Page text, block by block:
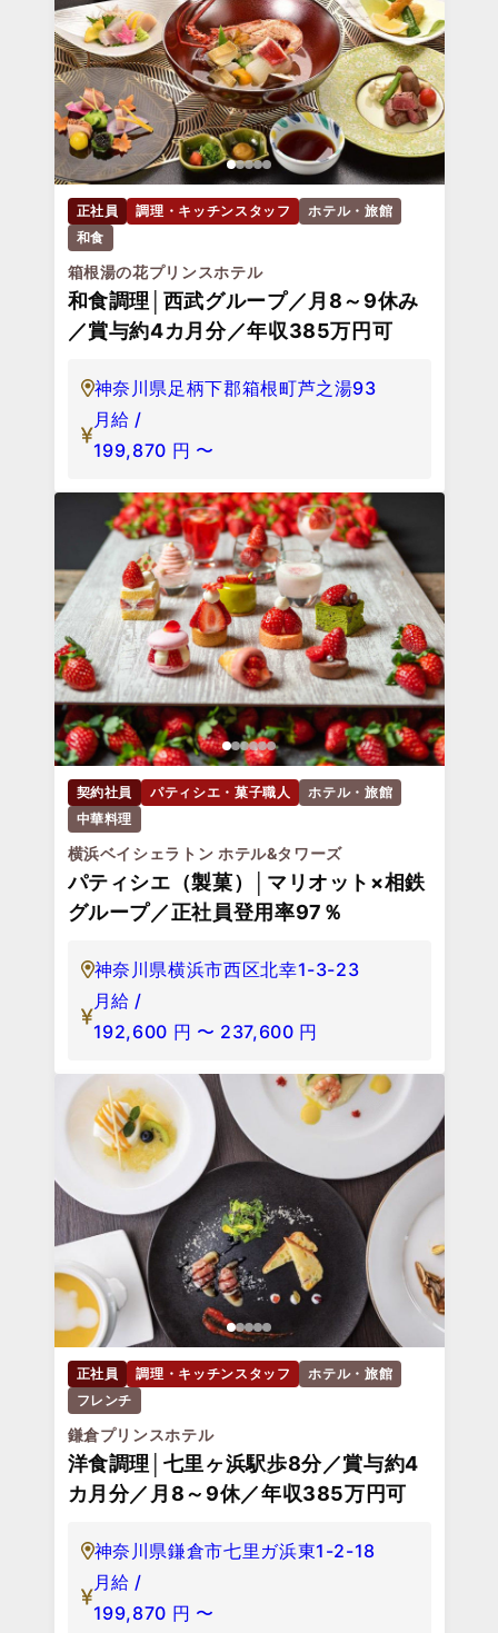
正社員 調理・キッチンスタッフ
ホテル・旅館
和食
箱根湯の花プリンスホテル
和食調理│西武グループ／月8～9休み
／賞与約4カ月分／年収385万円可
神奈川県足柄下郡箱根町芦之湯93
月給 /
199,870 円 〜
契約社員 パティシエ・菓子職人
ホテル・旅館
中華料理
横浜ベイシェラトン ホテル&タワーズ
パティシエ（製菓）│マリオット×相鉄
グループ／正社員登用率97％
神奈川県横浜市西区北幸1-3-23
月給 /
192,600 円 〜 237,600 円
正社員 調理・キッチンスタッフ
ホテル・旅館
フレンチ
鎌倉プリンスホテル
洋食調理│七里ヶ浜駅歩8分／賞与約4
カ月分／月8～9休／年収385万円可
神奈川県鎌倉市七里ガ浜東1-2-18
月給 /
199,870 円 〜